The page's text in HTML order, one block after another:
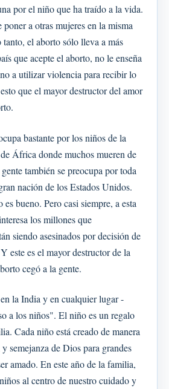
por el niño que ha traído a la vida.
poner a otras mujeres en la misma
el aborto sólo lleva a más
que acepte el aborto, no le enseña
a utilizar violencia para recibir lo
que el mayor destructor del amor
bastante por los niños de la
África donde muchos mueren de
también se preocupa por toda
nación de los Estados Unidos.
es bueno. Pero casi siempre, a esta
los millones que
siendo asesinados por decisión de
este es el mayor destructor de la
cegó a la gente.
la India y en cualquier lugar -
a los niños". El niño es un regalo
Cada niño está creado de manera
semejanza de Dios para grandes
amado. En este año de la familia,
al centro de nuestro cuidado y